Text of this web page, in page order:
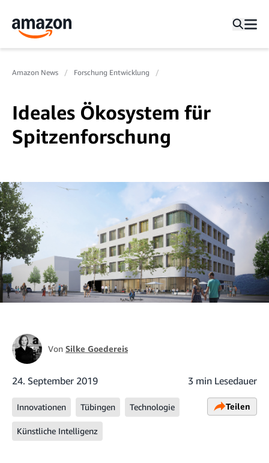
Amazon News Forschung Entwicklung
Ideales Ökosystem für
Spitzenforschung
Von Silke Goedereis
24. September 2019 3 min Lesedauer
Innovationen Tübingen Technologie
Künstliche Intelligenz
Teilen